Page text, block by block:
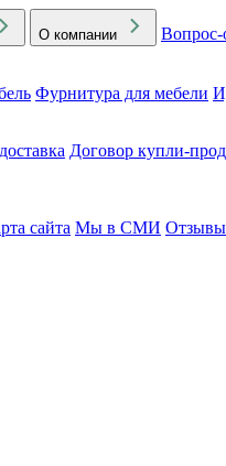
О компании Вопрос-
Фурнитура для мебели
Договор купли-
сайта Мы в СМИ Отзывы